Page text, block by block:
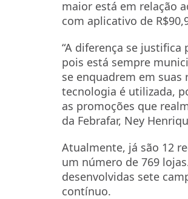
maior está em relação
com aplicativo de
“A diferença se
pois está sempre
se enquadrem em suas
tecnologia é utilizada,
as promoções que
da Febrafar, Ney
Atualmente, já são 12
um número de 769
desenvolvidas sete
contínuo.